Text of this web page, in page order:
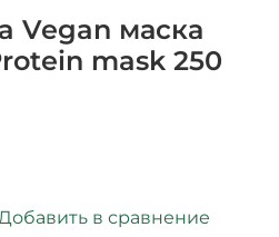
Vegan маска
mask 250
Добавить в сравнение